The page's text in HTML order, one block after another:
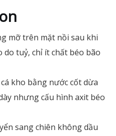
mỡ trên mặt nồi sau khi
tuỷ, chỉ ít chất béo bão
kho bằng nước cốt dừa
nhưng cấu hình axit béo
sang chiên không dầu